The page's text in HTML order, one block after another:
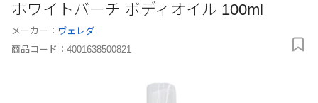
ホワイトバーチ ボディオイル 100ml
メーカー： ヴェレダ
商品コード： 4001638500821